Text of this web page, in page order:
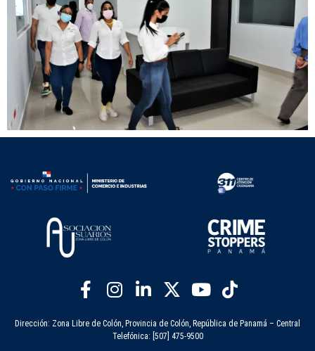
Dirección: Zona Libre de Colón, Provincia de Colón, República de Panamá – Central
Telefónica: [507] 475-9500